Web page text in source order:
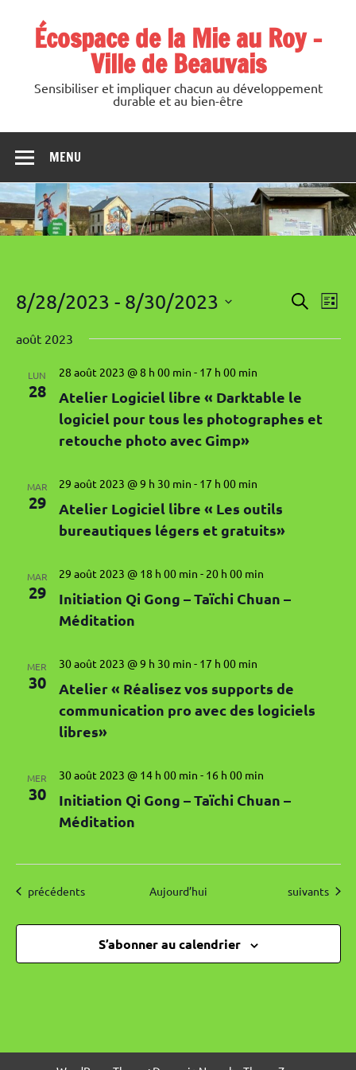
contentÉcospace de la Mie au Roy –
Ville de Beauvais
Sensibiliser et impliquer chacun au développement
durable et au bien-être
MENU
Recherche
et
de
Liste
8/28/2023 - 8/30/2023
une
date.
août 2023
LUN
28
28 août 2023 @ 8 h 00 min - 17 h 00 min
Atelier Logiciel libre « Darktable le
logiciel pour tous les photographes et
retouche photo avec Gimp»
MAR
29
29 août 2023 @ 9 h 30 min - 17 h 00 min
Atelier Logiciel libre « Les outils
bureautiques légers et gratuits»
MAR
29
29 août 2023 @ 18 h 00 min - 20 h 00 min
Initiation Qi Gong – Taïchi Chuan –
Méditation
MER
30
30 août 2023 @ 9 h 30 min - 17 h 00 min
Atelier « Réalisez vos supports de
communication pro avec des logiciels
libres»
MER
30
30 août 2023 @ 14 h 00 min - 16 h 00 min
Initiation Qi Gong – Taïchi Chuan –
Méditation
Évènements
précédents Aujourd’hui Évènements
suivants
S’abonner au calendrier